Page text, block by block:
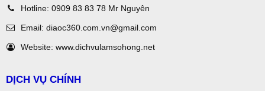
Hotline: 0909 83 83 78 Mr Nguyên
Email: diaoc360.com.vn@gmail.com
Website: www.dichvulamsohong.net
DỊCH VỤ CHÍNH